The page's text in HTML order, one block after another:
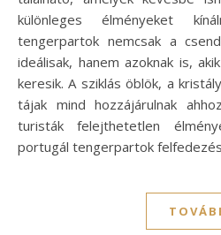
különleges élményeket
tengerpartok nemcsak a
ideálisak, hanem azoknak is,
keresik. A sziklás öblök, a
tájak mind hozzájárulnak
turisták felejthetetlen
portugál tengerpartok